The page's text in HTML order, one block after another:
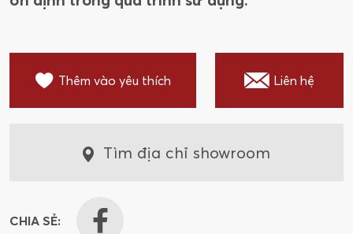
Thêm vào yêu thích Liên hệ
Tìm địa chỉ showroom
CHIA SẺ: